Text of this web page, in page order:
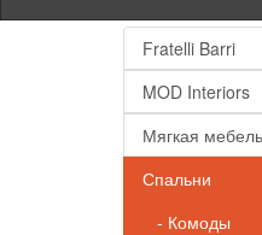
Fratelli Barri
MOD Interiors
Мягкая мебель
Спальни
- Комоды